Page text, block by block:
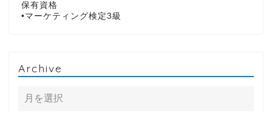
保有資格
•マーケティング検定3級
Archive